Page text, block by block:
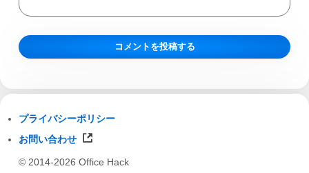
プライバシーポリシー
お問い合わせ
© 2014-2026 Office Hack